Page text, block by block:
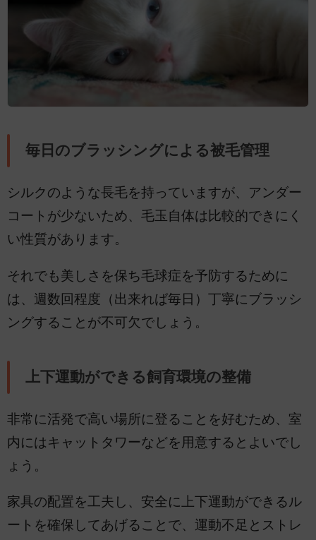
毎日のブラッシングによる被毛管理
シルクのような長毛を持っていますが、アンダー
コートが少ないため、毛玉自体は比較的できにく
い性質があります。
それでも美しさを保ち毛球症を予防するために
は、週数回程度（出来れば毎日）丁寧にブラッシ
ングすることが不可欠でしょう。
上下運動ができる飼育環境の整備
非常に活発で高い場所に登ることを好むため、室
内にはキャットタワーなどを用意するとよいでし
ょう。
家具の配置を工夫し、安全に上下運動ができるル
ートを確保してあげることで、運動不足とストレ